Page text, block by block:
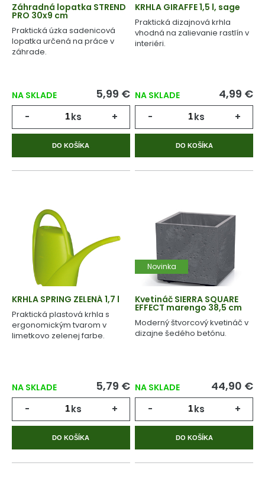
Záhradná lopatka STREND
PRO 30x9 cm
Praktická úzka sadenicová
lopatka určená na práce v
záhrade.
NA SKLADE 5,99 €
- ks +
DO KOŠÍKA
KRHLA GIRAFFE 1,5 l, sage
Praktická dizajnová krhla
vhodná na zalievanie rastlín v
interiéri.
NA SKLADE 4,99 €
- ks +
DO KOŠÍKA
KRHLA SPRING ZELENÁ 1,7 l
Praktická plastová krhla s
ergonomickým tvarom v
limetkovo zelenej farbe.
NA SKLADE 5,79 €
- ks +
DO KOŠÍKA
Novinka
Kvetináč SIERRA SQUARE
EFFECT marengo 38,5 cm
Moderný štvorcový kvetináč v
dizajne šedého betónu.
NA SKLADE 44,90 €
- ks +
DO KOŠÍKA